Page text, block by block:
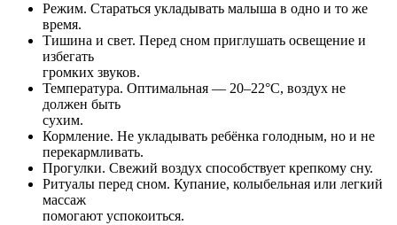
Режим. Стараться укладывать малыша в одно и то же
время.
Тишина и свет. Перед сном приглушать освещение и
избегать
громких звуков.
Температура. Оптимальная — 20–22°C, воздух не
должен быть
сухим.
Кормление. Не укладывать ребёнка голодным, но и не
перекармливать.
Прогулки. Свежий воздух способствует крепкому сну.
Ритуалы перед сном. Купание, колыбельная или легкий
массаж
помогают успокоиться.